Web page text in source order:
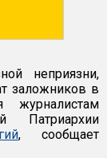
неприязни,
заложников в
Патриархии
, сообщает